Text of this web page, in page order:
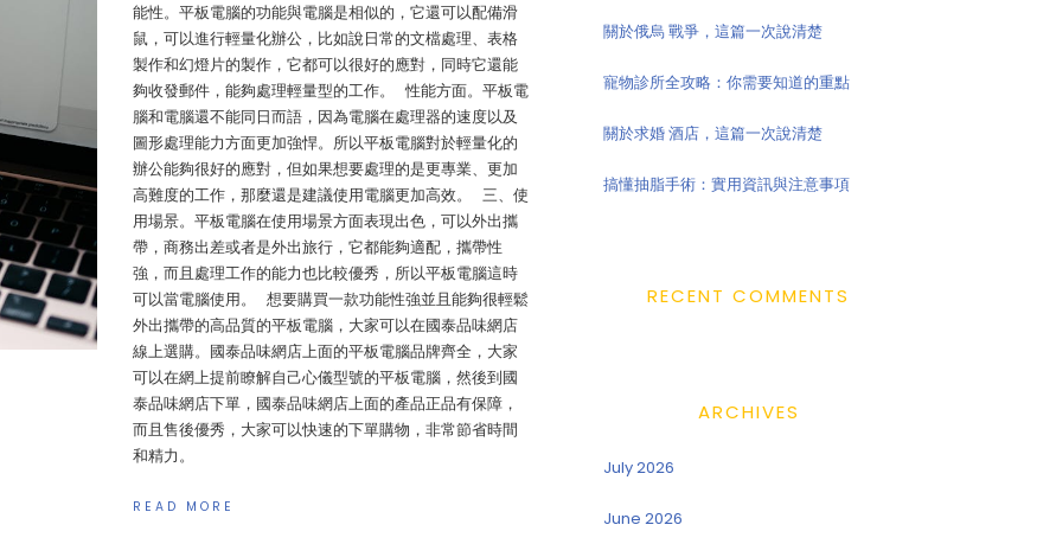
能性。平板電腦的功能與電腦是相似的，它還可以配備滑
鼠，可以進行輕量化辦公，比如說日常的文檔處理、表格
製作和幻燈片的製作，它都可以很好的應對，同時它還能
夠收發郵件，能夠處理輕量型的工作。 性能方面。平板電
腦和電腦還不能同日而語，因為電腦在處理器的速度以及
圖形處理能力方面更加強悍。所以平板電腦對於輕量化的
辦公能夠很好的應對，但如果想要處理的是更專業、更加
高難度的工作，那麼還是建議使用電腦更加高效。 三、使
用場景。平板電腦在使用場景方面表現出色，可以外出攜
帶，商務出差或者是外出旅行，它都能夠適配，攜帶性
強，而且處理工作的能力也比較優秀，所以平板電腦這時
可以當電腦使用。 想要購買一款功能性強並且能夠很輕鬆
外出攜帶的高品質的平板電腦，大家可以在國泰品味網店
線上選購。國泰品味網店上面的平板電腦品牌齊全，大家
可以在網上提前瞭解自己心儀型號的平板電腦，然後到國
泰品味網店下單，國泰品味網店上面的產品正品有保障，
而且售後優秀，大家可以快速的下單購物，非常節省時間
和精力。
READ MORE
關於俄烏 戰爭，這篇一次說清楚
寵物診所全攻略：你需要知道的重點
關於求婚 酒店，這篇一次說清楚
搞懂抽脂手術：實用資訊與注意事項
RECENT COMMENTS
ARCHIVES
July 2026
June 2026